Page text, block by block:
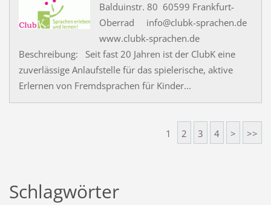
Balduinstr. 80 60599 Frankfurt-
Oberrad info@clubk-sprachen.de
www.clubk-sprachen.de
Beschreibung: Seit fast 20 Jahren ist der ClubK eine
zuverlässige Anlaufstelle für das spielerische, aktive
Erlernen von Fremdsprachen für Kinder...
1 2 3 4 > >>
Schlagwörter